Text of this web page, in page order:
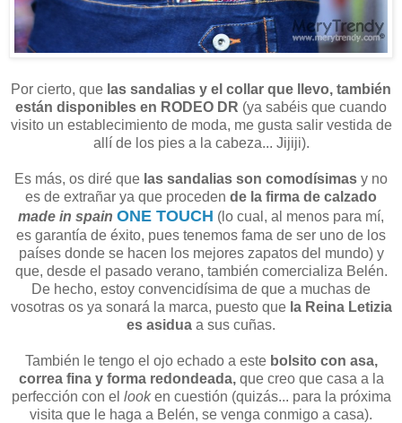
Por cierto, que las sandalias y el collar que llevo, también
están disponibles en RODEO DR (ya sabéis que cuando
visito un establecimiento de moda, me gusta salir vestida de
allí de los pies a la cabeza... Jijiji).
Es más, os diré que las sandalias son comodísimas y no
es de extrañar ya que proceden de la firma de calzado
made in spain ONE TOUCH (lo cual, al menos para mí,
es garantía de éxito, pues tenemos fama de ser uno de los
países donde se hacen los mejores zapatos del mundo) y
que, desde el pasado verano, también comercializa Belén.
De hecho, estoy convencidísima de que a muchas de
vosotras os ya sonará la marca, puesto quela Reina Letizia
es asidua a sus cuñas.
También le tengo el ojo echado a este bolsito con asa,
correa fina y forma redondeada, que creo que casa a la
perfección con el looken cuestión (quizás... para la próxima
visita que le haga a Belén, se venga conmigo a casa).